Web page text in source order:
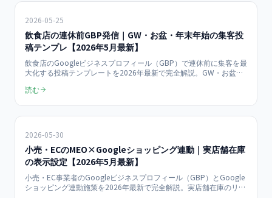
2026-05-25
飲食店の連休前GBP発信｜GW・お盆・年末年始の集客投
稿テンプレ【2026年5月最新】
飲食店のGoogleビジネスプロフィール（GBP）で連休前に集客を最
大化する投稿テンプレートを2026年最新で完全解説。GW・お盆・
ケジュール、当日売上+50%の実証データまで店舗オーナー向けに
読む
2026-05-30
小売・ECのMEO×Googleショッピング連動｜実店舗在庫
の表示設定【2026年5月最新】
小売・EC事業者のGoogleビジネスプロフィール（GBP）とGoogle
ショッピング連動施策を2026年最新で完全解説。実店舗在庫のリア